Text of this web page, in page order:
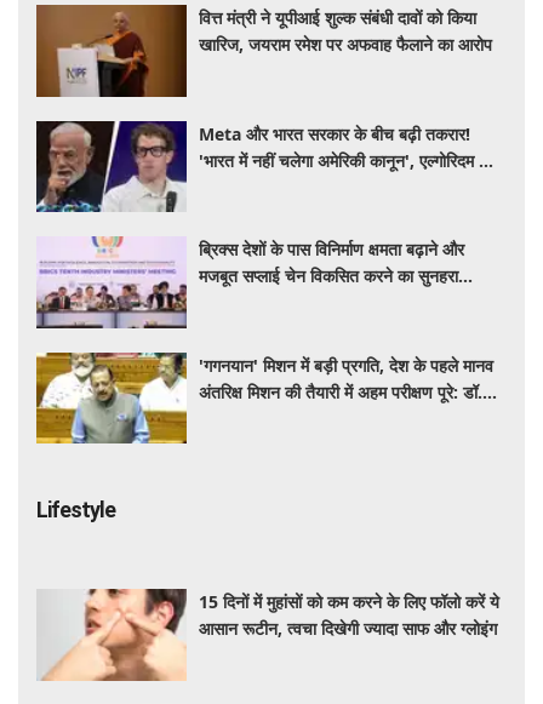
वित्त मंत्री ने यूपीआई शुल्क संबंधी दावों को किया
खारिज, जयराम रमेश पर अफवाह फैलाने का आरोप
Meta और भारत सरकार के बीच बढ़ी तकरार!
'भारत में नहीं चलेगा अमेरिकी कानून', एल्गोरिदम को
ब्रिक्स देशों के पास विनिर्माण क्षमता बढ़ाने और
मजबूत सप्लाई चेन विकसित करने का सुनहरा
'गगनयान' मिशन में बड़ी प्रगति, देश के पहले मानव
अंतरिक्ष मिशन की तैयारी में अहम परीक्षण पूरे: डॉ.
Lifestyle
15 दिनों में मुहांसों को कम करने के लिए फॉलो करें ये
आसान रूटीन, त्वचा दिखेगी ज्यादा साफ और ग्लोइंग